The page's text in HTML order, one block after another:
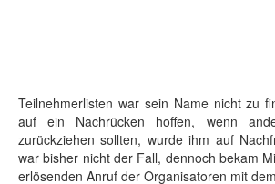
Teilnehmerlisten war sein Name nicht zu
auf ein Nachrücken hoffen, wenn
zurückziehen sollten, wurde ihm auf
war bisher nicht der Fall, dennoch bekam
erlösenden Anruf der Organisatoren mit